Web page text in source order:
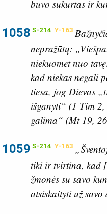
buvo sukurtas ir
1058 S-214 Y-163
nepražūtų:
niekuomet nuo
kad niekas negali
tiesa, jog Dievas
išganyti“ (1 Tim 2,
galima“ (Mt 19, 26
1059 S-214 Y-163
tiki ir tvirtina, kad
žmonės su savo
atsiskaityti už savo